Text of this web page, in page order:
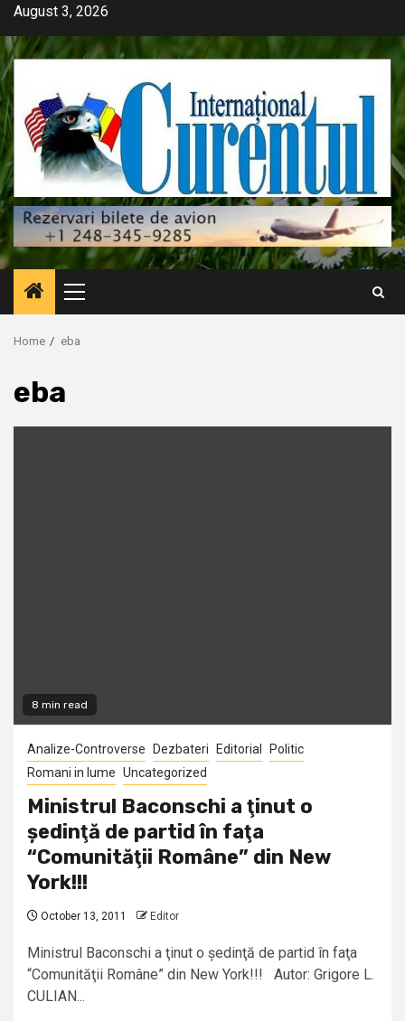
Skip
content
August 3, 2026
Primary
Menu
Home eba
eba
8 min read
Analize-Controverse Dezbateri Editorial
Politic
Romani in lume Uncategorized
Ministrul Baconschi a ţinut o
ședinţă de partid în faţa
“Comunităţii Române” din New
York!!!
October 13, 2011 Editor
Ministrul Baconschi a ţinut o ședinţă de partid în faţa
“Comunităţii Române” din New York!!! Autor: Grigore L.
CULIAN...